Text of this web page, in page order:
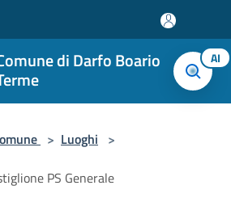
di Darfo Boario AI
> Luoghi >
PS Generale